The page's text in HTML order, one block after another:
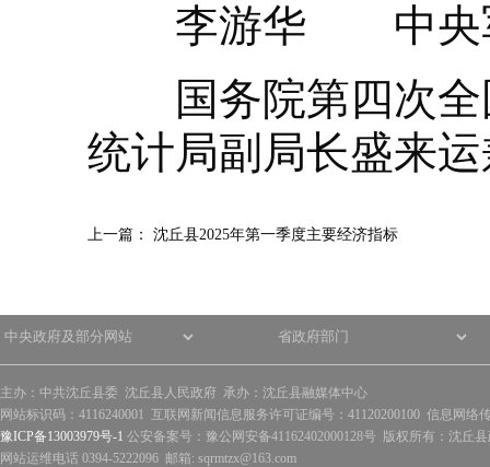
李游华 中央军
国务院第四次全
统计局副局长盛来
上一篇： 沈丘县2025年第一季度主要经济指标
主办：中共沈丘县委 沈丘县人民政府 承办：沈丘县融媒体中心
网站标识码：4116240001 互联网新闻信息服务许可证编号：41120200100 信息网络
豫ICP备13003979号-1 公安备案号：豫公网安备41162402000128号 版权所有：沈丘
网站运维电话 0394-5222096 邮箱: sqrmtzx@163.com